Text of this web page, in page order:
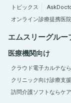
トピックス
オンライン診療提携医
エムスリーグルー
医療機関向け
クラウド電子カルテな
クリニック向け診療支
訪問介護ソフトならケ